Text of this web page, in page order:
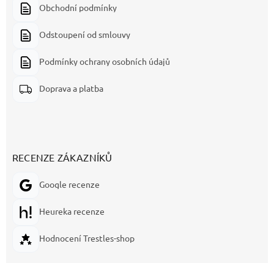
Obchodní podmínky
Odstoupení od smlouvy
Podmínky ochrany osobních údajů
Doprava a platba
RECENZE ZÁKAZNÍKŮ
Google recenze
Heureka recenze
Hodnocení Trestles-shop